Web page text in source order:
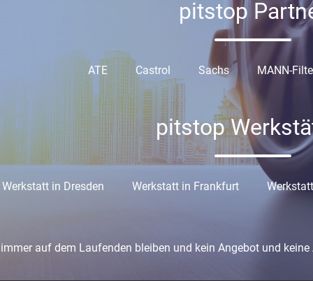
pitstop
ATE Castrol Sachs MANN-
pitstop
Werkstatt in Dresden Werkstatt in Frankfurt
auf dem Laufenden bleiben und kein Angebot und